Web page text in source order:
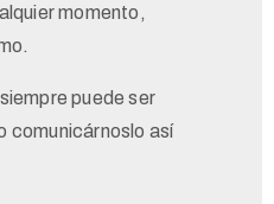
momento,
puede ser
comunicárnoslo así